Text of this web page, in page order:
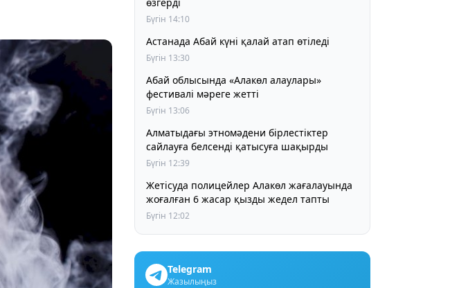
Бүгін 14:10
Астанада Абай күні қалай атап өтіледі
Бүгін 13:30
Абай облысында «Алакөл алаулары»
фестивалі мәреге жетті
Бүгін 13:06
Алматыдағы этномәдени бірлестіктер
сайлауға белсенді қатысуға шақырды
Бүгін 12:39
Жетісуда полицейлер Алакөл жағалауында
жоғалған 6 жасар қызды жедел тапты
Бүгін 12:02
Telegram
Жазылыңыз